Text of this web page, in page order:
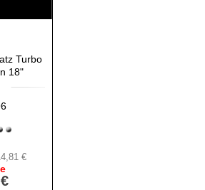
Turbo
18"
€